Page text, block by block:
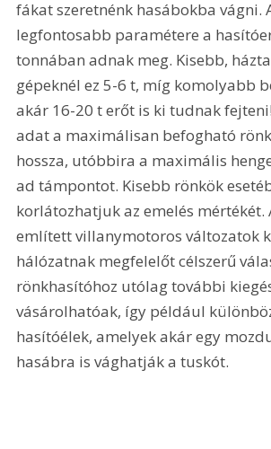
fákat szeretnénk hasábokba vágni.
legfontosabb paramétere a
tonnában adnak meg. Kisebb,
gépeknél ez 5-6 t, míg komolyabb
akár 16-20 t erőt is ki tudnak
adat a maximálisan befogható
hossza, utóbbira a maximális
ad támpontot. Kisebb rönkök
korlátozhatjuk az emelés mértékét.
említett villanymotoros változatok
hálózatnak megfelelőt célszerű
rönkhasítóhoz utólag további
vásárolhatóak, így például
hasítóélek, amelyek akár egy
hasábra is vághatják a tuskót.